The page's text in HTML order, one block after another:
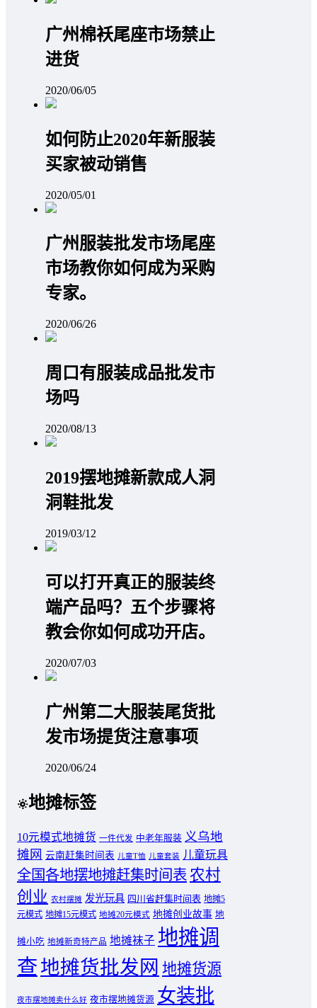
广州棉袄尾座市场禁止
进货
2020/06/05
如何防止2020年新服装
买家被动销售
2020/05/01
广州服装批发市场尾座
市场教你如何成为采购
专家。
2020/06/26
周口有服装成品批发市
场吗
2020/08/13
2019摆地摊新款成人洞
洞鞋批发
2019/03/12
可以打开真正的服装终
端产品吗？五个步骤将
教会你如何成功开店。
2020/07/03
广州第二大服装尾货批
发市场提货注意事项
2020/06/24
地摊标签
10元模式地摊货 一件代发 中老年服装 义乌地
摊网 云南赶集时间表 儿童T恤 儿童套装 儿童玩具
全国各地摆地摊赶集时间表 农村
创业 农村摆摊 发光玩具 四川省赶集时间表 地摊5
元模式 地摊15元模式 地摊20元模式 地摊创业故事 地
摊小吃 地摊新奇特产品 地摊袜子 地摊调
查地摊货批发网 地摊货源
夜市摆地摊卖什么好 夜市摆地摊货源 女装批